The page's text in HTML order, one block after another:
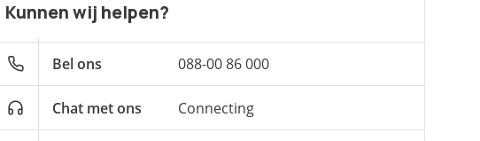
Kunnen wij helpen?
Bel ons 088-00 86 000
Chat met ons Connecting